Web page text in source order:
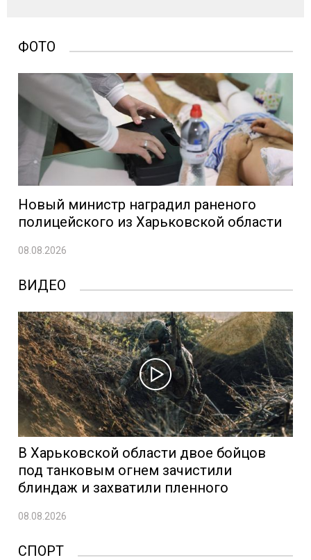
ФОТО
Новый министр наградил раненого
полицейского из Харьковской области
08.08.2026
ВИДЕО
В Харьковской области двое бойцов
под танковым огнем зачистили
блиндаж и захватили пленного
08.08.2026
СПОРТ